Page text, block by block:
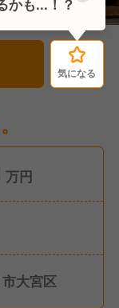
気になる
万円
大宮区
気になる
かも...！？